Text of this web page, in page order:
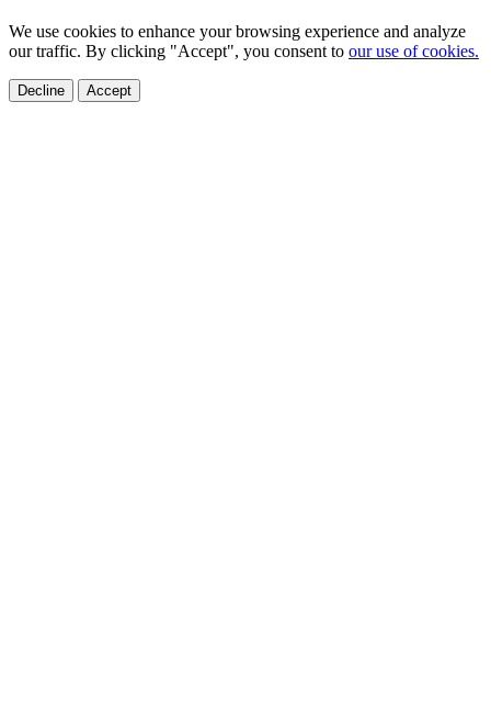
We use cookies to enhance your browsing experience and analyze
our traffic. By clicking "Accept", you consent to our use of cookies.
Decline Accept